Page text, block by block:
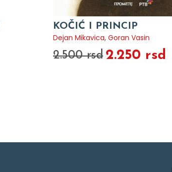
KOČIĆ I PRINCIP
Dejan Mikavica, Goran Vasin
2.500 rsd 2.250 rsd